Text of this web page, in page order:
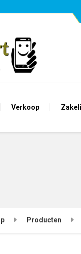
Verkoop
Producten